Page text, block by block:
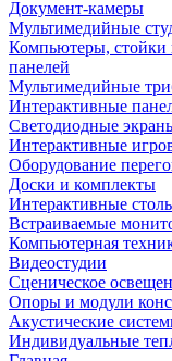
Документ-камеры
Мультимедийные
Компьютеры, стойки
панелей
Мультимедийные
Интерактивные
Светодиодные
Интерактивные
Оборудование
Доски и комплекты
Интерактивные
Встраиваемые
Компьютерная
Видеостудии
Cценическое
Опоры и модули
Акустические
Индивидуальные